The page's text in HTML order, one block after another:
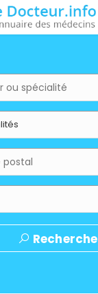
Recherche